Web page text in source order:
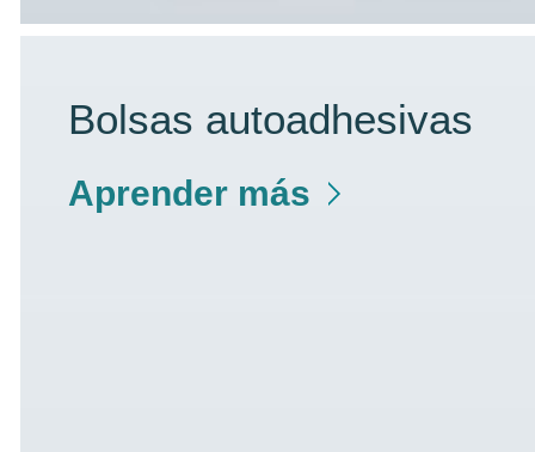
Bolsas autoadhesivas
Aprender más